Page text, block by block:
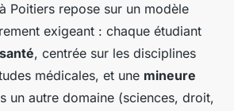
Poitiers repose sur un modèle
exigeant : chaque étudiant
, centrée sur les disciplines
médicales, et une mineure
un autre domaine (sciences, droit,